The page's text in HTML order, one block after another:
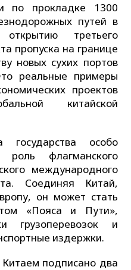
по прокладке 1300
путей в
третьего
пропуска на границе
новых сухих портов
реальные примеры
проектов
китайской
особо
роль флагманского
международного
Соединяя Китай,
он может стать
«Пояса и Пути»,
грузоперевозок и
издержки.
подписано два